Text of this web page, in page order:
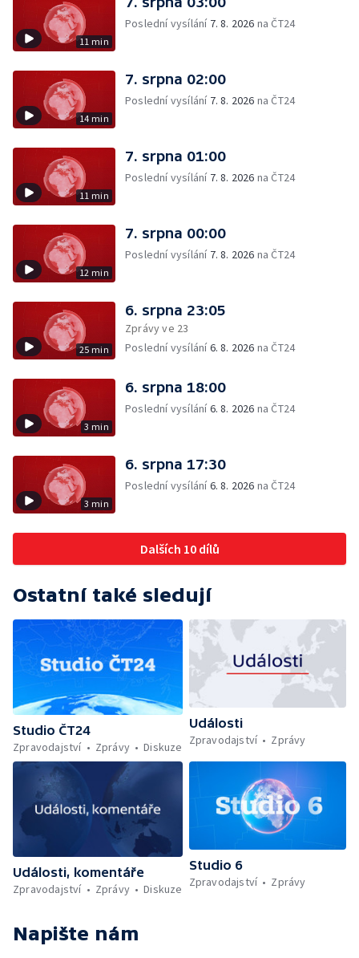
11 min
Poslední vysílání 7. 8. 2026 na ČT24
14 min
7. srpna 02:00
Poslední vysílání 7. 8. 2026 na ČT24
11 min
7. srpna 01:00
Poslední vysílání 7. 8. 2026 na ČT24
12 min
7. srpna 00:00
Poslední vysílání 7. 8. 2026 na ČT24
25 min
6. srpna 23:05
Zprávy ve 23
Poslední vysílání6. 8. 2026 na ČT24
3 min
6. srpna 18:00
Poslední vysílání6. 8. 2026 na ČT24
3 min
6. srpna 17:30
Poslední vysílání6. 8. 2026 na ČT24
Dalších 10 dílů
Ostatní také sledují
Studio ČT24
Zpravodajství
Zprávy Diskuze
Události
Zpravodajství
Zprávy
Události, komentáře
Zpravodajství
Zprávy Diskuze
Studio 6
Zpravodajství
Zprávy
Napište nám